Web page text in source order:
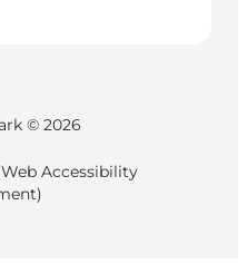
© 2026
Accessibility